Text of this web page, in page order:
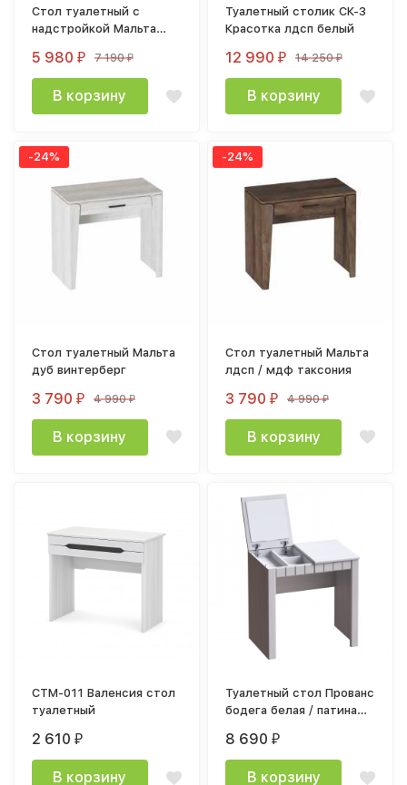
Стол туалетный с
надстройкой Мальта
5 980₽ 7 190₽
В корзину
Туалетный столик СК-3
Красотка лдсп белый
12 990₽ 14 250₽
В корзину
-24%
Стол туалетный Мальта
дуб винтерберг
3 790₽ 4 990₽
В корзину
-24%
Стол туалетный Мальта
лдсп / мдф таксония
3 790₽ 4 990₽
В корзину
СТМ-011 Валенсия стол
туалетный
2 610₽
В корзину
Туалетный стол Прованс
бодега белая / патина
8 690₽
В корзину